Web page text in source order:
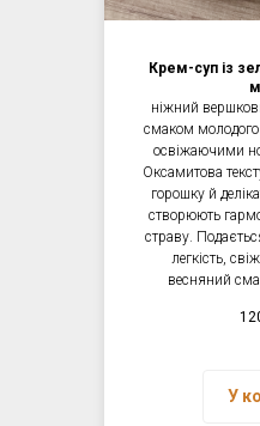
Крем-суп із
ніжний
смаком молодого
освіжаючими
Оксамитова
горошку й
створюють
страву.
легкість,
весняний
У